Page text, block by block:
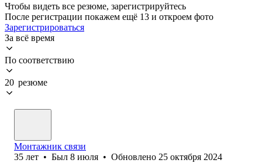
Чтобы видеть все резюме, зарегистрируйтесь
После регистрации покажем ещё 13 и откроем фото
Зарегистрироваться
За всё время
По соответствию
20 резюме
Монтажник связи
35 лет • Был 8 июля • Обновлено 25 октября 2024